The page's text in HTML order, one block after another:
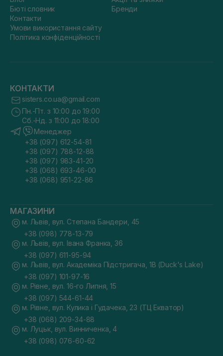
Бюті словник
Контакти
Умови використання сайту
Політика конфіденційності
Бренди
КОНТАКТИ
sisters.co.ua@gmail.com
Пн.-Пт. з 10:00 до 19:00
Сб.-Нд. з 11:00 до 18:00
Менеджер
+38 (097) 612-54-81
+38 (097) 788-12-88
+38 (097) 983-41-20
+38 (068) 693-46-00
+38 (068) 951-22-86
МАГАЗИНИ
м. Львів, вул. Степана Бандери, 45
+38 (098) 778-13-79
м. Львів, вул. Івана Франка, 36
+38 (097) 611-95-94
м. Львів, вул. Академіка Підстригача, 1В (Duck's Lake)
+38 (097) 101-97-16
м. Рівне, вул. 16-го Липня, 15
+38 (097) 544-61-44
м. Рівне, вул. Кулика і Гудачека, 23 (ТЦ Екватор)
+38 (068) 209-34-88
м. Луцьк, вул. Винниченка, 4
+38 (098) 076-60-62